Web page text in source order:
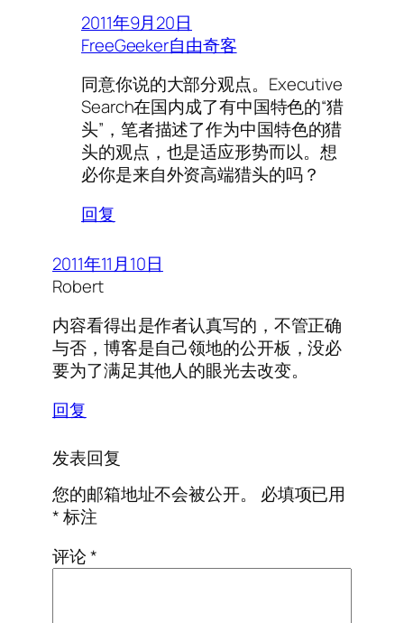
2011年9月20日
FreeGeeker自由奇客
同意你说的大部分观点。Executive
Search在国内成了有中国特色的“猎
头”，笔者描述了作为中国特色的猎
头的观点，也是适应形势而以。想
必你是来自外资高端猎头的吗？
回复
2011年11月10日
Robert
内容看得出是作者认真写的，不管正确
与否，博客是自己领地的公开板，没必
要为了满足其他人的眼光去改变。
回复
发表回复
您的邮箱地址不会被公开。
必填项已用
*标注
评论*